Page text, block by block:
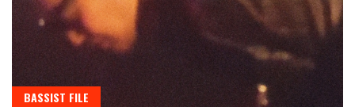
BASSIST FILE